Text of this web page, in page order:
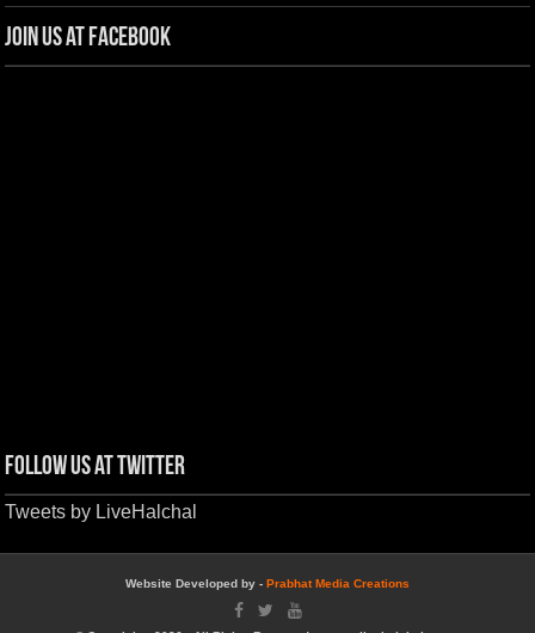
Join us at Facebook
Follow us at Twitter
Tweets by LiveHalchal
Website Developed by - Prabhat Media Creations